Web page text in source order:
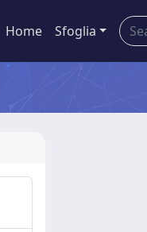
Home Sfoglia